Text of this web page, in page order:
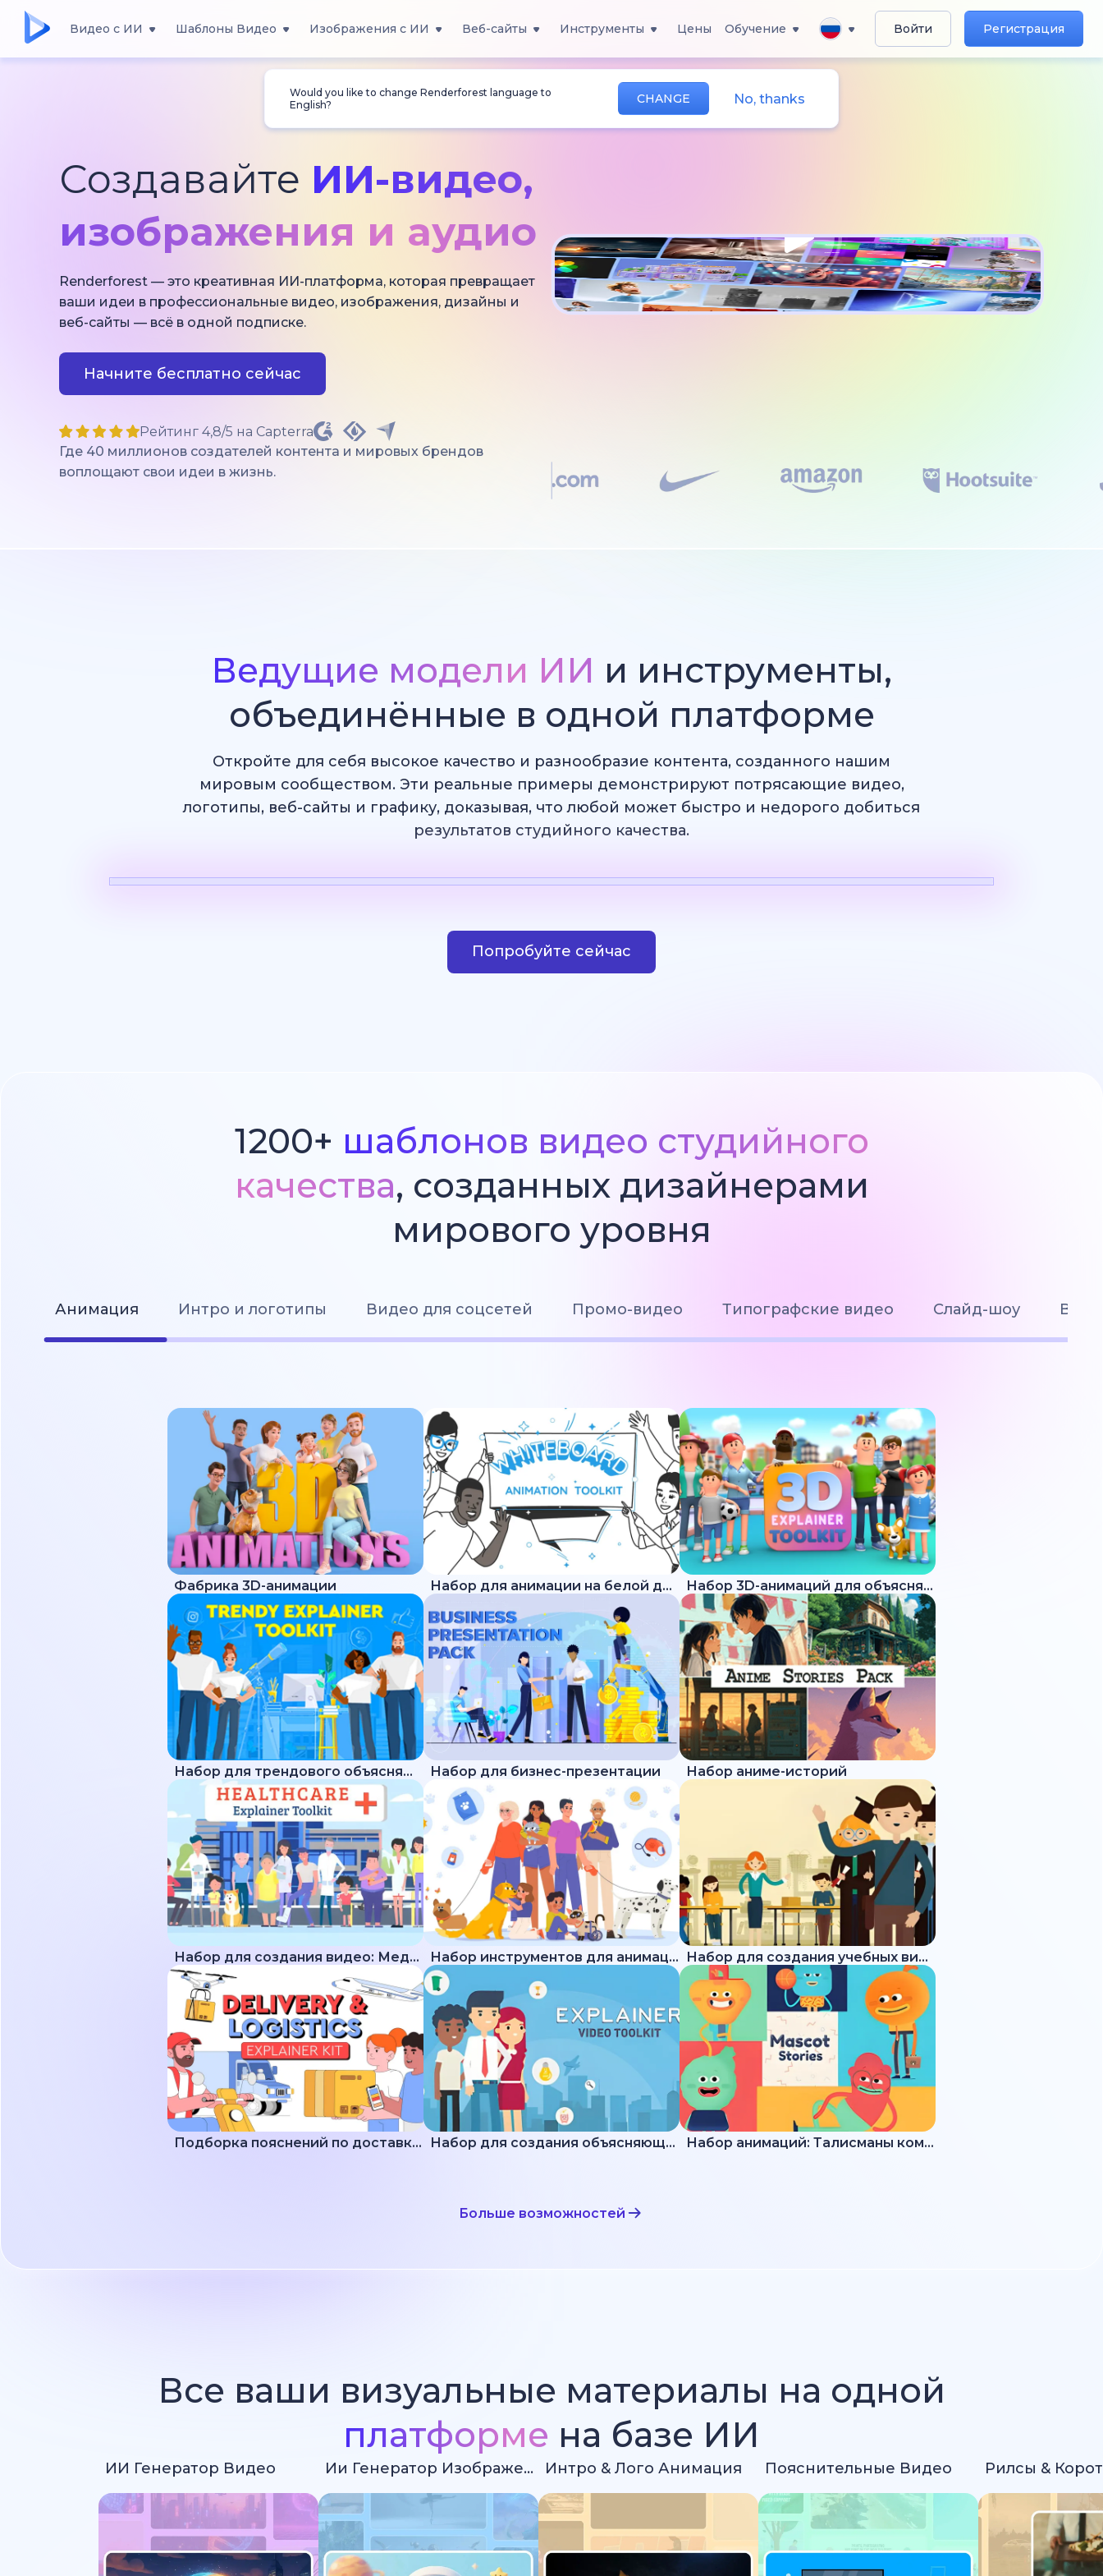
Видео с ИИ Шаблоны Видео Изображения с ИИ Веб-сайты Инструменты Цены Обучение Войти Регистрация
Would you like to change Renderforest language to
English?
CHANGE No, thanks
Создавайте ИИ-видео,
изображения и аудио
Renderforest — это креативная ИИ-платформа, которая превращает
ваши идеи в профессиональные видео, изображения, дизайны и
веб-сайты — всё в одной подписке.
Начните бесплатно сейчас
Рейтинг 4,8/5 на Capterra
Где 40 миллионов создателей контента и мировых брендов
воплощают свои идеи в жизнь.
Ведущие модели ИИ и инструменты,
объединённые в одной платформе
Откройте для себя высокое качество и разнообразие контента, созданного нашим
мировым сообществом. Эти реальные примеры демонстрируют потрясающие видео,
логотипы, веб-сайты и графику, доказывая, что любой может быстро и недорого добиться
результатов студийного качества.
Попробуйте сейчас
1200+ шаблонов видео студийного
качества, созданных дизайнерами
мирового уровня
Анимация Интро и логотипы Видео для соцсетей Промо-видео Типографские видео Слайд-шоу
Фабрика 3D-анимации Набор для анимации на белой доске Набор 3D-анимаций для объясняющих роликов
Набор для трендового объясняющего ролика Набор для бизнес-презентации Набор аниме-историй
Набор для создания видео: Медицина Набор инструментов для анимации животных Набор для создания учебных видео
Подборка пояснений по доставке и логистике Набор для создания объясняющих видео Набор анимаций: Талисманы команды
Больше возможностей
Все ваши визуальные материалы на одной
платформе на базе ИИ
ИИ Генератор Видео Ии Генератор Изображений Интро & Лого Анимация Пояснительные Видео